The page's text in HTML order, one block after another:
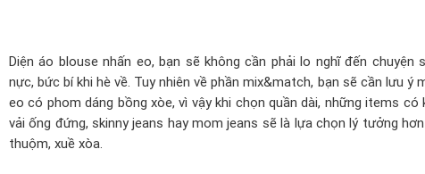
Diện áo blouse nhấn eo, bạn sẽ không cần phải lo nghĩ đến
nực, bức bí khi hè về. Tuy nhiên về phần mix&match, bạn sẽ cần lưu ý
eo có phom dáng bồng xòe, vì vậy khi chọn quần dài, những items có
vải ống đứng, skinny jeans hay mom jeans sẽ là lựa chọn lý tưởng
thuộm, xuề xòa.